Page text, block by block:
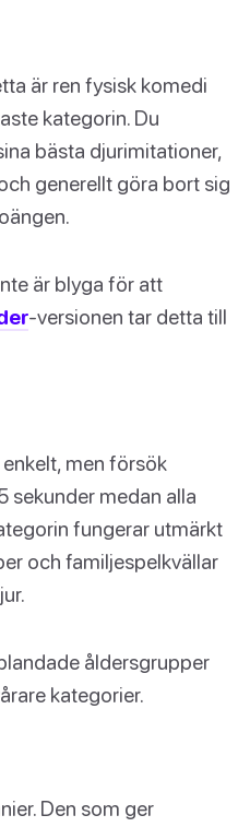
är ren fysisk komedi
kategorin. Du
bästa djurimitationer,
generellt göra bort sig
är blyga för att
-versionen tar detta till
men försök
sekunder medan alla
fungerar utmärkt
och familjespelkvällar
åldersgrupper
kategorier.
Den som ger